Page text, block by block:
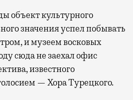
объект культурного
значения успел побывать
и музеем восковых
сюда не заехал офис
известного
— Хора Турецкого.